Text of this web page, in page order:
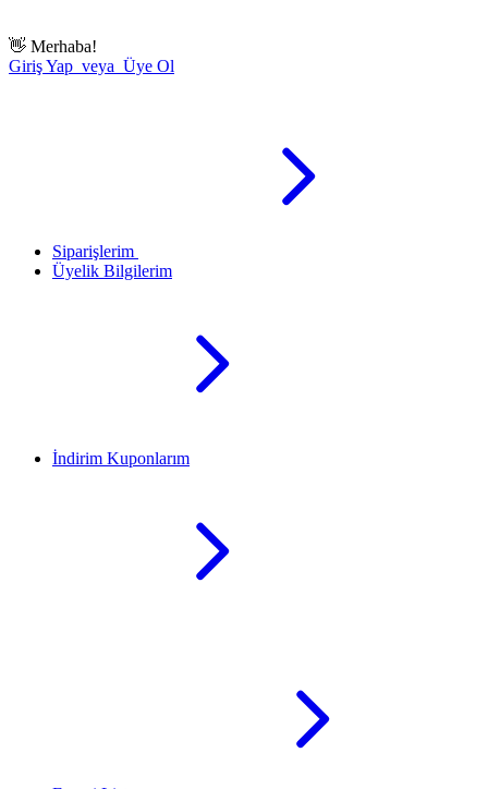
👋 Merhaba!
Giriş Yap veya Üye Ol
Siparişlerim
Üyelik Bilgilerim
İndirim Kuponlarım